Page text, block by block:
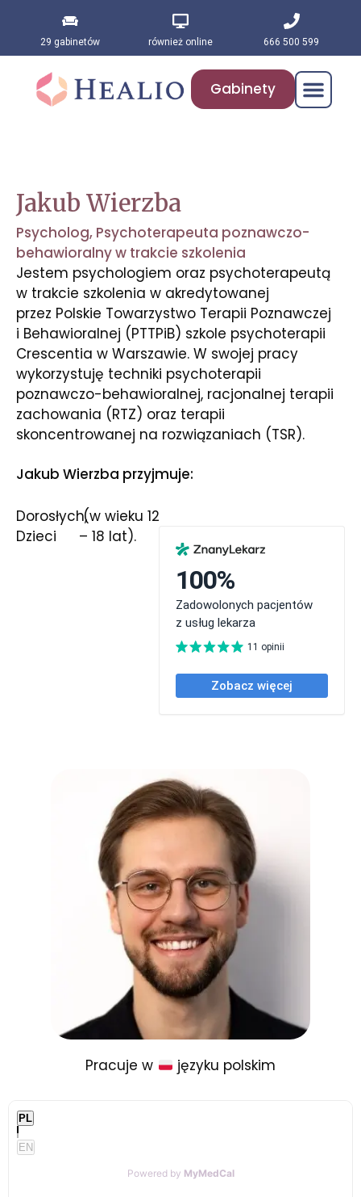
29 gabinetów również online 666 500 599
Gabinety
Jakub Wierzba
Psycholog, Psychoterapeuta poznawczo-
behawioralny w trakcie szkolenia
Jestem psychologiem oraz psychoterapeutą
w trakcie szkolenia w akredytowanej
przez Polskie Towarzystwo Terapii Poznawczej
i Behawioralnej (PTTPiB) szkole psychoterapii
Crescentia w Warszawie. W swojej pracy
wykorzystuję techniki psychoterapii
poznawczo-behawioralnej, racjonalnej terapii
zachowania (RTZ) oraz terapii
skoncentrowanej na rozwiązaniach (TSR).
Jakub Wierzba przyjmuje:
Dorosłych
Dzieci
(w wieku 12
– 18 lat).
Pracuje w języku polskim